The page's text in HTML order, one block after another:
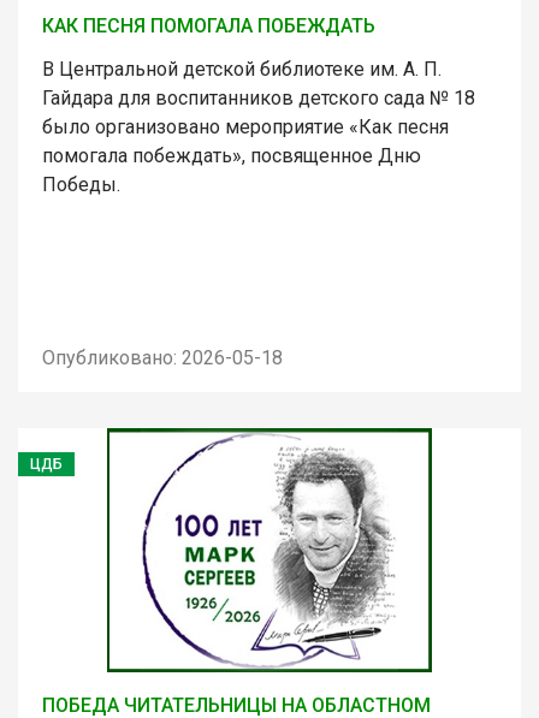
КАК ПЕСНЯ ПОМОГАЛА ПОБЕЖДАТЬ
В Центральной детской библиотеке им. А. П.
Гайдара для воспитанников детского сада № 18
было организовано мероприятие «Как песня
помогала побеждать», посвященное Дню
Победы.
Опубликовано: 2026-05-18
ЦДБ
ПОБЕДА ЧИТАТЕЛЬНИЦЫ НА ОБЛАСТНОМ